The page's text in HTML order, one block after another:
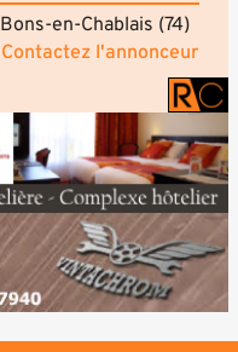
Bons-en-Chablais (74)
Contactez l'annonceur